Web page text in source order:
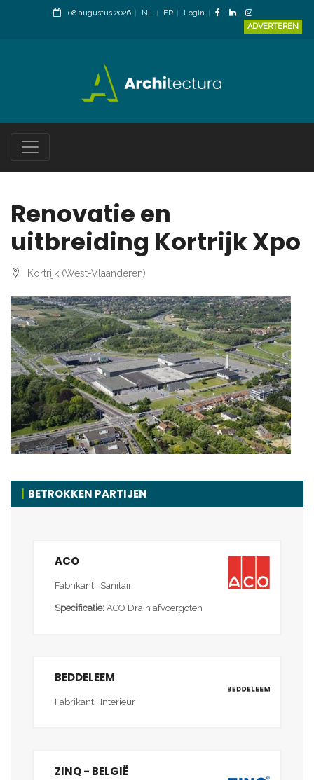
08 augustus 2026 NL FR
Login
ADVERTEREN
Renovatie en
uitbreiding Kortrijk Xpo
Kortrijk (West-Vlaanderen)
BETROKKEN PARTIJEN
ACO
Fabrikant : Sanitair
Specificatie: ACO Drain afvoergoten
BEDDELEEM
Fabrikant : Interieur
ZINQ - BELGIË